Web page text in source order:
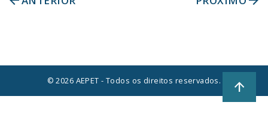
© 2026 AEPET - Todos os direitos reservados. arrow_upward